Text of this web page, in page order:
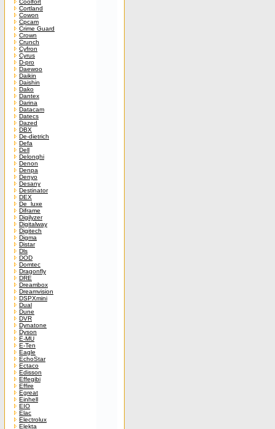
Coolfort
Cortland
Cowon
Cpcam
Crime Guard
Crown
Crunch
Cyfron
Cyrus
D-pro
Daewoo
Daikin
Daishin
Dako
Dantex
Darina
Datacam
Datecs
Dazed
DBX
De-dietrich
Defa
Dell
Delonghi
Denon
Denpa
Denyo
Desany
Destinator
DEX
De_luxe
Diframe
Digilyzer
Digitalway
Digitech
Digma
Distar
Dls
DOD
Domtec
Dragonfly
DRE
Dreambox
Dreamvision
DSPXmini
Dual
Dune
DVR
Dynatone
Dyson
E-MU
E-Ten
Eagle
EchoStar
Ectaco
Edisson
Effegibi
Effire
Egreat
Einhell
EIO
Elac
Electrolux
Elekta